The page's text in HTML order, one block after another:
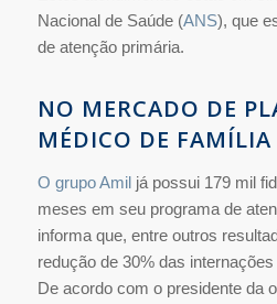
Nacional de Saúde (ANS), que
de atenção primária.
NO MERCADO DE
MÉDICO DE FAMÍLIA
O grupo Amiljá possui 179 mil
meses em seu programa de
informa que, entre outros
redução de 30% das
De acordo com o presidente da